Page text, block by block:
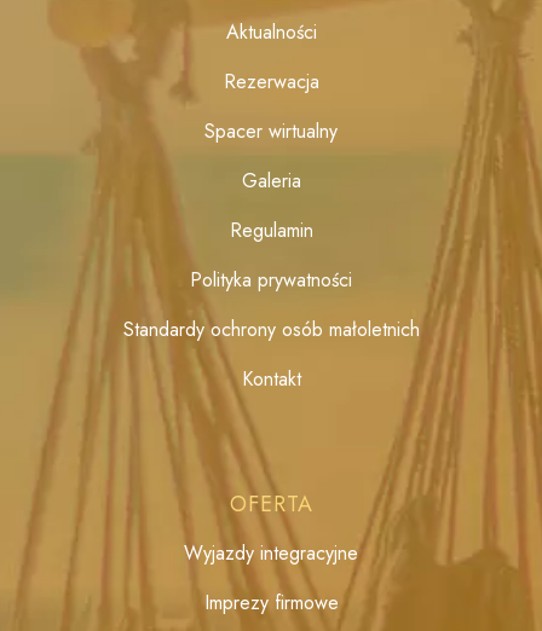
Aktualności
Rezerwacja
Spacer wirtualny
Galeria
Regulamin
Polityka prywatności
Standardy ochrony osób małoletnich
Kontakt
OFERTA
Wyjazdy integracyjne
Imprezy firmowe